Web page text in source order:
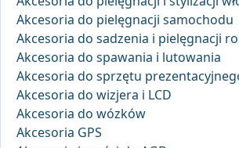
Akcesoria do pielęgnacji samochodu
Akcesoria do sadzenia i pielęgnacji
Akcesoria do spawania i lutowania
Akcesoria do sprzętu
Akcesoria do wizjera i LCD
Akcesoria do wózków
Akcesoria GPS